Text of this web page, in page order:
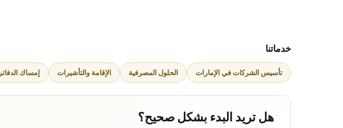
خدماتنا
تأسيس الشركات في الإمارات الحلول المصرفية الإقامة والتأشيرات إمساك الدفاتر
هل تريد البدء بشكل صحيح؟